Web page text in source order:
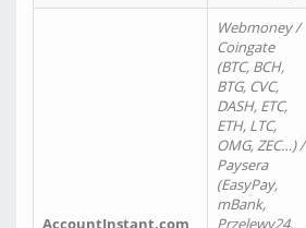
AccountInstant.com
Webmoney /
Coingate
(BTC, BCH,
BTG, CVC,
DASH, ETC,
ETH, LTC,
OMG, ZEC…) /
Paysera
(EasyPay,
mBank,
Przelewy24,